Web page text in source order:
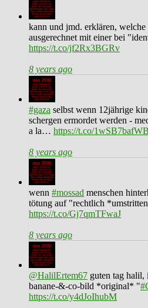
kann und jmd. erklären, welche
ausgerechnet mit einer bei
https://t.co/jf2Rx3BGRv
8 years ago
#gaza selbst wenn 12jährige
schergen ermordet werden -
a la… https://t.co/1wSB7bafWB
8 years ago
wenn #mossad menschen
tötung auf "rechtlich
https://t.co/Gj7qmTFwaJ
8 years ago
@HalilErtem67 guten tag halil,
banane-&-co-bild *original* "
https://t.co/y4dJoIhubM